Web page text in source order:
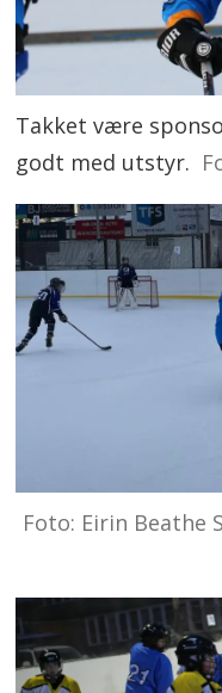
Takket være
godt med utstyr.
Foto: Eirin Beathe